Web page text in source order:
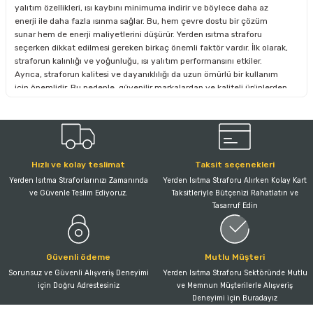
yalıtım özellikleri, ısı kaybını minimuma indirir ve böylece daha az
enerji ile daha fazla ısınma sağlar. Bu, hem çevre dostu bir çözüm
sunar hem de enerji maliyetlerini düşürür. Yerden ısıtma straforu
seçerken dikkat edilmesi gereken birkaç önemli faktör vardır. İlk olarak,
straforun kalınlığı ve yoğunluğu, ısı yalıtım performansını etkiler.
Ayrıca, straforun kalitesi ve dayanıklılığı da uzun ömürlü bir kullanım
için önemlidir. Bu nedenle, güvenilir markalardan ve kaliteli ürünlerden
konforlu ve verimli bir ısınma ihtiyacı olan her yerde strafor
kullanılabilir. Ayrıca, yeni inşaat projelerinde ve renovasyon
Hızlı ve kolay teslimat
Yerden Isıtma Straforlarınızı Zamanında
ve Güvenle Teslim Ediyoruz.
Taksit seçenekleri
Yerden Isıtma Straforu Alırken Kolay Kart
Taksitleriyle Bütçenizi Rahatlatın ve
Tasarruf Edin
Güvenli ödeme
Sorunsuz ve Güvenli Alışveriş Deneyimi
için Doğru Adrestesiniz
Mutlu Müşteri
Yerden Isıtma Straforu Sektöründe Mutlu
ve Memnun Müşterilerle Alışveriş
Deneyimi için Buradayız